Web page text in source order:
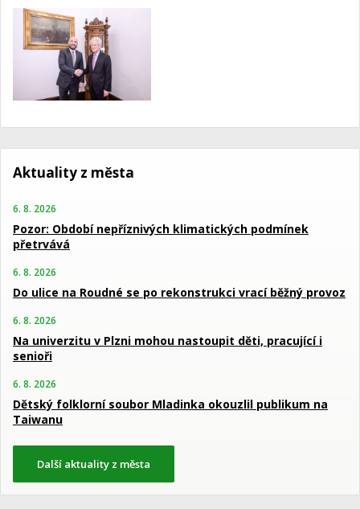
Aktuality z města
6. 8. 2026
Pozor: Období nepříznivých klimatických podmínek
přetrvává
6. 8. 2026
Do ulice na Roudné se po rekonstrukci vrací běžný provoz
6. 8. 2026
Na univerzitu v Plzni mohou nastoupit děti, pracující i
senioři
6. 8. 2026
Dětský folklorní soubor Mladinka okouzlil publikum na
Taiwanu
Další aktuality z města